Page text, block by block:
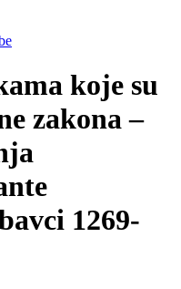
koje su
zakona –
1269-